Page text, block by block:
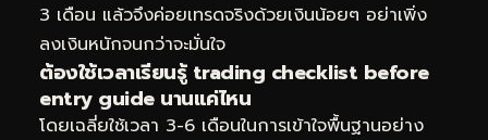
3 เดือน แล้วจึงค่อยเทรดจริงด้วยเงินน้อยๆ อย่าเพิ่ง
ลงเงินหนักจนกว่าจะมั่นใจ
ต้องใช้เวลาเรียนรู้ trading checklist before
entry guide นานแค่ไหน
โดยเฉลี่ยใช้เวลา 3-6 เดือนในการเข้าใจพื้นฐานอย่าง